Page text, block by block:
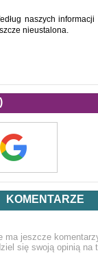
naszych
nieustalona.
KOMENTARZE
ma jeszcze
się swoją opinią na